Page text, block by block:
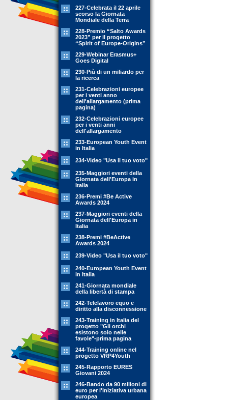
227-Celebrata il 22 aprile
scorso la Giornata
Mondiale della Terra
228-Premio “Salto Awards
2023” per il progetto
“Spirit of Europe-Origins”
229-Webinar Erasmus+
Goes Digital
230-Più di un miliardo per
la ricerca
231-Celebrazioni europee
per i venti anno
dell'allargamento (prima
pagina)
232-Celebrazioni europee
per i venti anni
dell'allargamento
233-European Youth Event
in Italia
234-Video "Usa il tuo voto"
235-Maggiori eventi della
Giornata dell'Europa in
Italia
236-Premi #Be Active
Awards 2024
237-Maggiori eventi della
Giornata dell'Europa in
Italia
238-Premi #BeActive
Awards 2024
239-Video "Usa il tuo voto"
240-European Youth Event
in Italia
241-Giornata mondiale
della libertà di stampa
242-Telelavoro equo e
diritto alla disconnessione
243-Training in Italia del
progetto "Gli orchi
esistono solo nelle
favole"-prima pagina
244-Training online nel
progetto VRP4Youth
245-Rapporto EURES
Giovani 2024
246-Bando da 90 milioni di
euro per l'iniziativa urbana
europea